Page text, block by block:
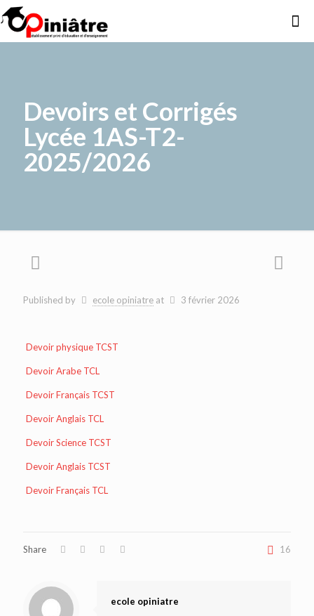
Devoirs et Corrigés
Lycée 1AS-T2-
2025/2026
Published by ecole opiniatre at 3 février 2026
Devoir physique TCST
Devoir Arabe TCL
Devoir Français TCST
Devoir Anglais TCL
Devoir Science TCST
Devoir Anglais TCST
Devoir Français TCL
Share 16
ecole opiniatre